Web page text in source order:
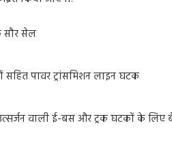
सौर सेल
पावर ट्रांसमिशन लाइन घटक
वाली ई-बस और ट्रक घटकों के लिए